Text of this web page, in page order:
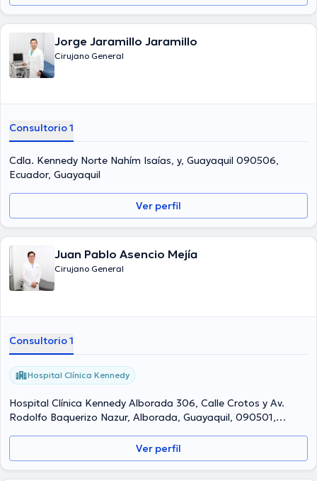
Jorge Jaramillo Jaramillo
Cirujano General
Consultorio 1
Cdla. Kennedy Norte Nahím Isaías, y, Guayaquil 090506,
Ecuador, Guayaquil
Ver perfil
Juan Pablo Asencio Mejía
Cirujano General
Consultorio 1
Hospital Clínica Kennedy
Hospital Clínica Kennedy Alborada 306, Calle Crotos y Av.
Rodolfo Baquerizo Nazur, Alborada, Guayaquil, 090501,
Ver perfil